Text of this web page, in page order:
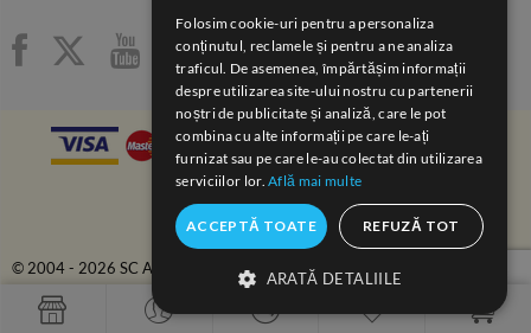
© 2004 - 2026 SC ANAIDA COM-SERV SRL.
Folosim cookie-uri pentru a personaliza
conținutul, reclamele și pentru a ne analiza
traficul. De asemenea, împărtășim informații
despre utilizarea site-ului nostru cu partenerii
noștri de publicitate și analiză, care le pot
combina cu alte informații pe care le-ați
furnizat sau pe care le-au colectat din utilizarea
serviciilor lor.Află mai multe
ACCEPTĂ TOATE REFUZĂ TOT
ARATĂ DETALIILE